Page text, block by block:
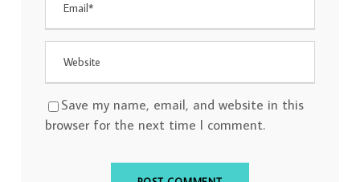
Save my name, email, and website in this
browser for the next time I comment.